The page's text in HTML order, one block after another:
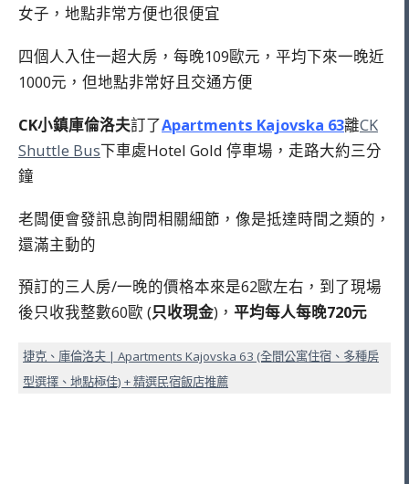
女子，地點非常方便也很便宜
四個人入住一超大房，每晚109歐元，平均下來一晚近
1000元，但地點非常好且交通方便
CK小鎮庫倫洛夫訂了Apartments Kajovska 63離CK
Shuttle Bus下車處Hotel Gold 停車場，走路大約三分
鐘
老闆便會發訊息詢問相關細節，像是抵達時間之類的，
還滿主動的
預訂的三人房/一晚的價格本來是62歐左右，到了現場
後只收我整數60歐 (只收現金)， 平均每人每晚720元
捷克、庫倫洛夫 | Apartments Kajovska 63 (全間公寓住宿、多種房
型選擇、地點極佳) + 精選民宿飯店推薦